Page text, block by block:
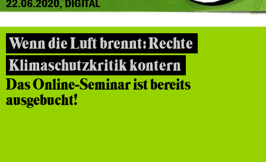
Wenn die Luft brennt: Rechte
Klimaschutzkritik kontern
Das Online-Seminar ist bereits
ausgebucht!